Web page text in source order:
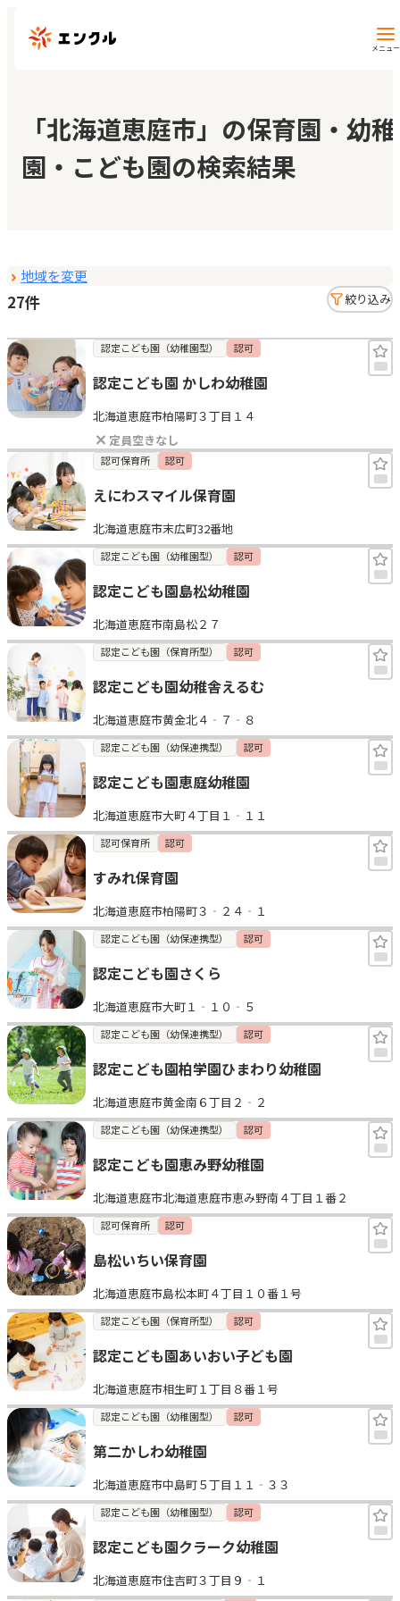
メニュー
保育園・幼稚園を探す
地図から探す
マイページ
お気に入り
見学日記
メッセージ
おすすめの園
エンクルの特徴と活用方法
コラム
お知らせ
「北海道恵庭市」の保育園・幼稚
園・こども園の検索結果
地域を変更
27件 絞り込み
認定こども園（幼稚園型） 認可
認定こども園 かしわ幼稚園
北海道恵庭市柏陽町３丁目１４
定員空きなし
認可保育所 認可
えにわスマイル保育園
北海道恵庭市末広町32番地
認定こども園（幼稚園型） 認可
認定こども園島松幼稚園
北海道恵庭市南島松２７
認定こども園（保育所型） 認可
認定こども園幼稚舎えるむ
北海道恵庭市黄金北４‐７‐８
認定こども園（幼保連携型） 認可
認定こども園恵庭幼稚園
北海道恵庭市大町４丁目１‐１１
認可保育所 認可
すみれ保育園
北海道恵庭市柏陽町３‐２４‐１
認定こども園（幼保連携型） 認可
認定こども園さくら
北海道恵庭市大町１‐１０‐５
認定こども園（幼保連携型） 認可
認定こども園柏学園ひまわり幼稚園
北海道恵庭市黄金南６丁目２‐２
認定こども園（幼保連携型） 認可
認定こども園恵み野幼稚園
北海道恵庭市北海道恵庭市恵み野南４丁目１番２
認可保育所 認可
島松いちい保育園
北海道恵庭市島松本町４丁目１０番１号
認定こども園（保育所型） 認可
認定こども園あいおい子ども園
北海道恵庭市相生町１丁目８番１号
認定こども園（幼稚園型） 認可
第二かしわ幼稚園
北海道恵庭市中島町５丁目１１‐３３
認定こども園（幼稚園型） 認可
認定こども園クラーク幼稚園
北海道恵庭市住吉町３丁目９‐１